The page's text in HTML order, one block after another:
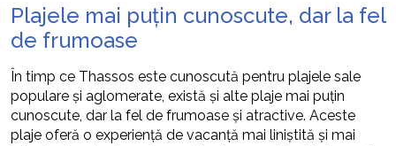
Plajele mai puțin cunoscute, dar la fel
de frumoase
În timp ce Thassos este cunoscută pentru plajele sale
populare și aglomerate, există și alte plaje mai puțin
cunoscute, dar la fel de frumoase și atractive. Aceste
plaje oferă o experiență de vacanță mai liniștită și mai